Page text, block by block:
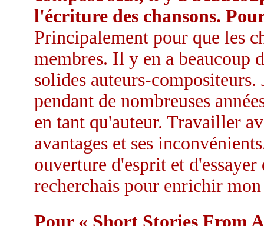
l'écriture des chansons.
Principalement pour que les
membres. Il y en a beaucoup
solides auteurs-
pendant de nombreuses
en tant qu'auteur. Travailler
avantages et ses
ouverture d'esprit et
recherchais pour enrichir
Pour « Short Stories From